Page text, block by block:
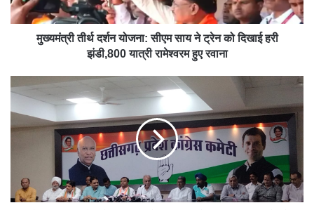
मुख्यमंत्री तीर्थ दर्शन योजना: सीएम साय ने ट्रेन को दिखाई हरी
झंडी,800 यात्री रामेश्वरम हुए रवाना